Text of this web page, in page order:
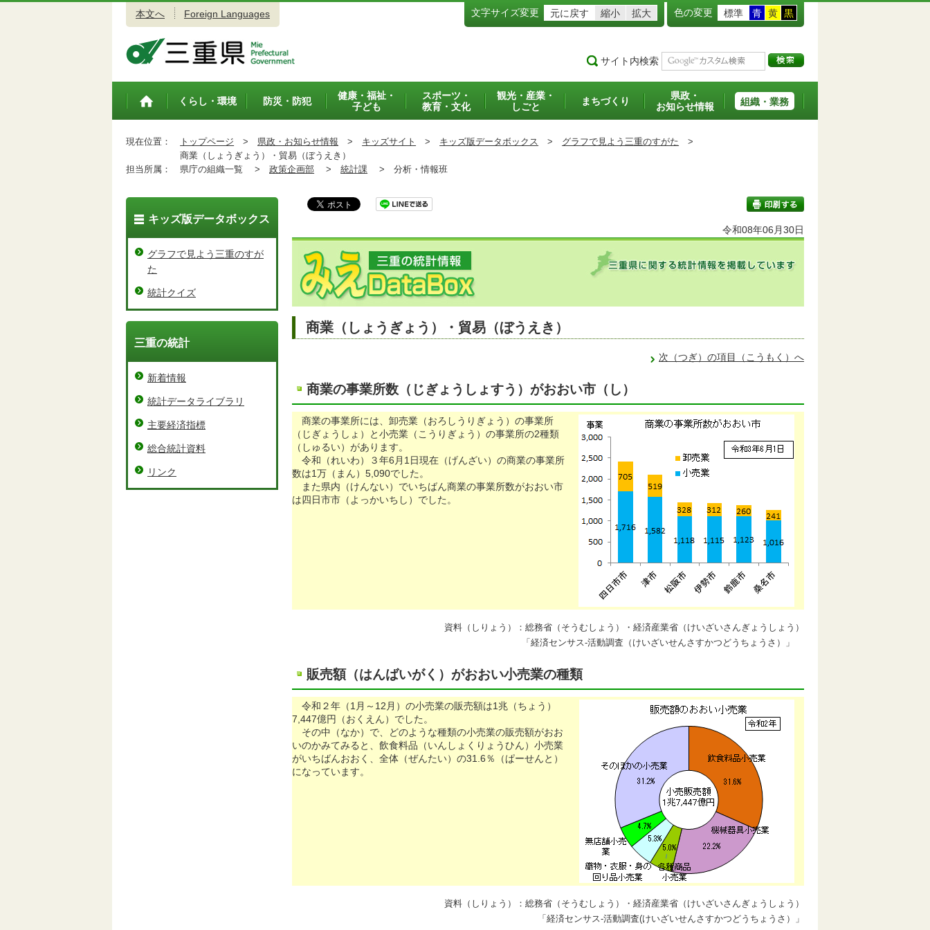
本文へ Foreign Languages 文字サイズ変更 元に戻す 縮小 拡大 色の変更 標準 青 黄 黒
サイト内検索
トップペ
くらし・環境 防災・防犯
健康・福祉・
子ども
スポーツ・
教育・文化
観光・産業・
しごと
まちづくり
県政・
お知らせ情報
組織・業務
現在位置： トップページ > 県政・お知らせ情報 > キッズサイト > キッズ版データボックス > グラフで見よう三重のすがた >
商業（しょうぎょう）・貿易（ぼうえき）
担当所属：
県庁の組織一覧 > 政策企画部 > 統計課 > 分析・情報班
印刷する
令和08年06月30日
商業（しょうぎょう）・貿易（ぼうえき）
次（つぎ）の項目（こうもく）へ
商業の事業所数（じぎょうしょすう）がおおい市（し）
商業の事業所には、卸売業（おろしうりぎょう）の事業所
（じぎょうしょ）と小売業（こうりぎょう）の事業所の2種類
（しゅるい）があります。
令和（れいわ）３年6月1日現在（げんざい）の商業の事業所
数は1万（まん）5,090でした。
また県内（けんない）でいちばん商業の事業所数がおおい市
は四日市市（よっかいちし）でした。
資料（しりょう）：総務省（そうむしょう）・経済産業省（けいざいさんぎょうしょう）
「経済センサス-活動調査（けいざいせんさすかつどうちょうさ）」
販売額（はんばいがく）がおおい小売業の種類
令和２年（1月～12月）の小売業の販売額は1兆（ちょう）
7,447億円（おくえん）でした。
その中（なか）で、どのような種類の小売業の販売額がおお
いのかみてみると、飲食料品（いんしょくりょうひん）小売業
がいちばんおおく、全体（ぜんたい）の31.6％（ぱーせんと）
になっています。
資料（しりょう）：総務省（そうむしょう）・経済産業省（けいざいさんぎょうしょう）
「経済センサス-活動調査(けいざいせんさすかつどうちょうさ）」
キッズ版データボックス
グラフで見よう三重のすが
た
統計クイズ
三重の統計
新着情報
統計データライブラリ
主要経済指標
総合統計資料
リンク